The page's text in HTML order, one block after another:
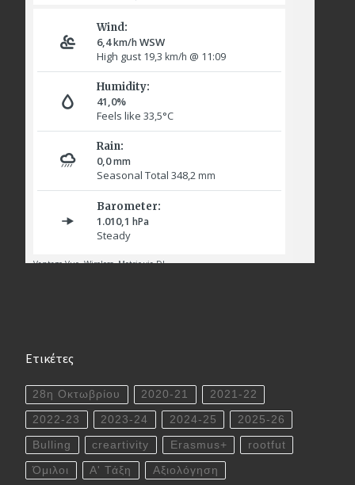
Ετικέτες
28η Οκτωβρίου 2020-21 2021-22
2022-23 2023-24 2024-25 2025-26
Bulling creartivity Erasmus+ rootfut
Όμιλοι Α' Τάξη Αξιολόγηση